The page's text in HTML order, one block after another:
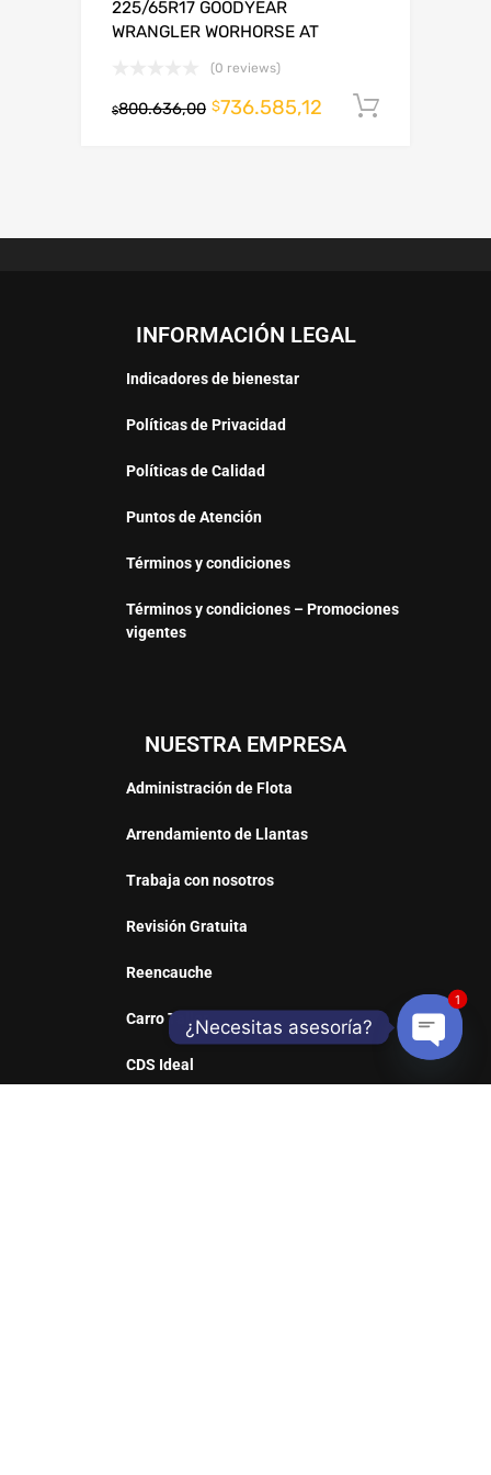
225/65R17 GOODYEAR
WRANGLER WORHORSE AT
(0 reviews)
$800.636,00 $736.585,12
INFORMACIÓN LEGAL
Indicadores de bienestar
Políticas de Privacidad
Políticas de Calidad
Puntos de Atención
Términos y condiciones
Términos y condiciones – Promociones
vigentes
NUESTRA EMPRESA
Administración de Flota
Arrendamiento de Llantas
Trabaja con nosotros
Revisión Gratuita
Reencauche
Carro Taller
CDS Ideal
¿Necesitas asesoría?
Open
1